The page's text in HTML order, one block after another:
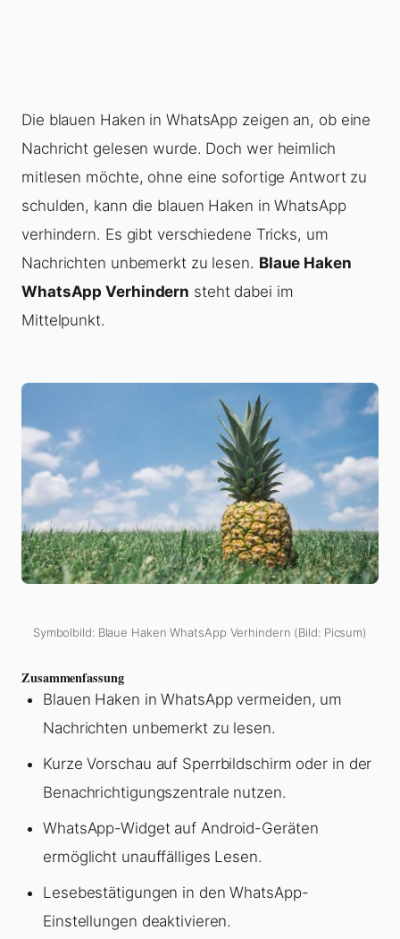
Die blauen Haken in WhatsApp zeigen an, ob eine
Nachricht gelesen wurde. Doch wer heimlich
mitlesen möchte, ohne eine sofortige Antwort zu
schulden, kann die blauen Haken in WhatsApp
verhindern. Es gibt verschiedene Tricks, um
Nachrichten unbemerkt zu lesen. Blaue Haken
WhatsApp Verhindern steht dabei im
Mittelpunkt.
Symbolbild: Blaue Haken WhatsApp Verhindern (Bild: Picsum)
Zusammenfassung
Blauen Haken in WhatsApp vermeiden, um
Nachrichten unbemerkt zu lesen.
Kurze Vorschau auf Sperrbildschirm oder in der
Benachrichtigungszentrale nutzen.
WhatsApp-Widget auf Android-Geräten
ermöglicht unauffälliges Lesen.
Lesebestätigungen in den WhatsApp-
Einstellungen deaktivieren.